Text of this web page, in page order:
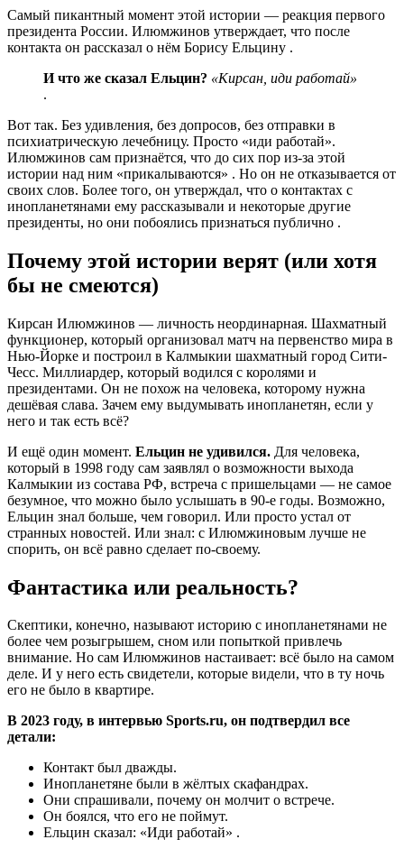
Самый пикантный момент этой истории — реакция первого
президента России. Илюмжинов утверждает, что после
контакта он рассказал о нём Борису Ельцину .
И что же сказал Ельцин? «Кирсан, иди работай»
.
Вот так. Без удивления, без допросов, без отправки в
психиатрическую лечебницу. Просто «иди работай».
Илюмжинов сам признаётся, что до сих пор из-за этой
истории над ним «прикалываются» . Но он не отказывается от
своих слов. Более того, он утверждал, что о контактах с
инопланетянами ему рассказывали и некоторые другие
президенты, но они побоялись признаться публично .
Почему этой истории верят (или хотя
бы не смеются)
Кирсан Илюмжинов — личность неординарная. Шахматный
функционер, который организовал матч на первенство мира в
Нью-Йорке и построил в Калмыкии шахматный город Сити-
Чесс. Миллиардер, который водился с королями и
президентами. Он не похож на человека, которому нужна
дешёвая слава. Зачем ему выдумывать инопланетян, если у
него и так есть всё?
И ещё один момент. Ельцин не удивился. Для человека,
который в 1998 году сам заявлял о возможности выхода
Калмыкии из состава РФ, встреча с пришельцами — не самое
безумное, что можно было услышать в 90-е годы. Возможно,
Ельцин знал больше, чем говорил. Или просто устал от
странных новостей. Или знал: с Илюмжиновым лучше не
спорить, он всё равно сделает по-своему.
Фантастика или реальность?
Скептики, конечно, называют историю с инопланетянами не
более чем розыгрышем, сном или попыткой привлечь
внимание. Но сам Илюмжинов настаивает: всё было на самом
деле. И у него есть свидетели, которые видели, что в ту ночь
его не было в квартире.
В 2023 году, в интервью Sports.ru, он подтвердил все
детали:
Контакт был дважды.
Инопланетяне были в жёлтых скафандрах.
Они спрашивали, почему он молчит о встрече.
Он боялся, что его не поймут.
Ельцин сказал: «Иди работай» .